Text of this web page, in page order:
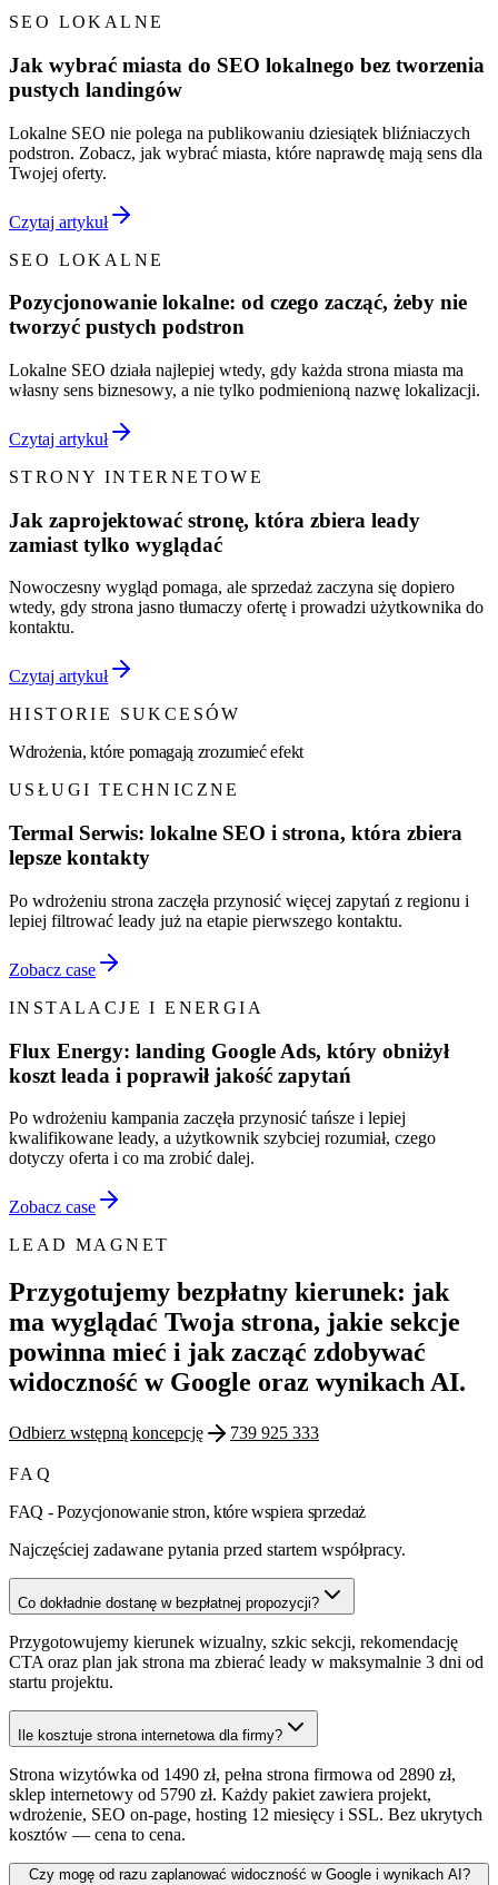
SEO LOKALNE
Jak wybrać miasta do SEO lokalnego bez tworzenia
pustych landingów
Lokalne SEO nie polega na publikowaniu dziesiątek bliźniaczych
podstron. Zobacz, jak wybrać miasta, które naprawdę mają sens dla
Twojej oferty.
Czytaj artykuł
SEO LOKALNE
Pozycjonowanie lokalne: od czego zacząć, żeby nie
tworzyć pustych podstron
Lokalne SEO działa najlepiej wtedy, gdy każda strona miasta ma
własny sens biznesowy, a nie tylko podmienioną nazwę lokalizacji.
Czytaj artykuł
STRONY INTERNETOWE
Jak zaprojektować stronę, która zbiera leady
zamiast tylko wyglądać
Nowoczesny wygląd pomaga, ale sprzedaż zaczyna się dopiero
wtedy, gdy strona jasno tłumaczy ofertę i prowadzi użytkownika do
kontaktu.
Czytaj artykuł
HISTORIE SUKCESÓW
Wdrożenia, które pomagają zrozumieć efekt
USŁUGI TECHNICZNE
Termal Serwis: lokalne SEO i strona, która zbiera
lepsze kontakty
Po wdrożeniu strona zaczęła przynosić więcej zapytań z regionu i
lepiej filtrować leady już na etapie pierwszego kontaktu.
Zobacz case
INSTALACJE I ENERGIA
Flux Energy: landing Google Ads, który obniżył
koszt leada i poprawił jakość zapytań
Po wdrożeniu kampania zaczęła przynosić tańsze i lepiej
kwalifikowane leady, a użytkownik szybciej rozumiał, czego
dotyczy oferta i co ma zrobić dalej.
Zobacz case
LEAD MAGNET
Przygotujemy bezpłatny kierunek: jak
ma wyglądać Twoja strona, jakie sekcje
powinna mieć i jak zacząć zdobywać
widoczność w Google oraz wynikach AI.
Odbierz wstępną koncepcję 739 925 333
FAQ
FAQ - Pozycjonowanie stron, które wspiera sprzedaż
Najczęściej zadawane pytania przed startem współpracy.
Co dokładnie dostanę w bezpłatnej propozycji?
Przygotowujemy kierunek wizualny, szkic sekcji, rekomendację
CTA oraz plan jak strona ma zbierać leady w maksymalnie 3 dni od
startu projektu.
Ile kosztuje strona internetowa dla firmy?
Strona wizytówka od 1490 zł, pełna strona firmowa od 2890 zł,
sklep internetowy od 5790 zł. Każdy pakiet zawiera projekt,
wdrożenie, SEO on-page, hosting 12 miesięcy i SSL. Bez ukrytych
kosztów — cena to cena.
Czy mogę od razu zaplanować widoczność w Google i wynikach AI?